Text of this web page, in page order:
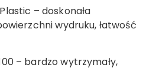
– doskonała
wydruku, łatwość
– bardzo wytrzymały,